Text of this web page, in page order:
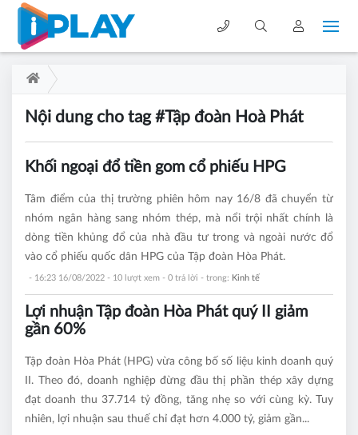
Nội dung cho tag #Tập đoàn Hoà Phát
Khối ngoại đổ tiền gom cổ phiếu HPG
Tâm điểm của thị trường phiên hôm nay 16/8 đã chuyển từ
nhóm ngân hàng sang nhóm thép, mà nổi trội nhất chính là
dòng tiền khủng đổ của nhà đầu tư trong và ngoài nước đổ
vào cổ phiếu quốc dân HPG của Tập đoàn Hòa Phát.
- 16:23 16/08/2022 - 10 lượt xem - 0 trả lời - trong: Kinh tế
Lợi nhuận Tập đoàn Hòa Phát quý II giảm
gần 60%
Tập đoàn Hòa Phát (HPG) vừa công bố số liệu kinh doanh quý
II. Theo đó, doanh nghiệp đừng đầu thị phần thép xây dựng
đạt doanh thu 37.714 tỷ đồng, tăng nhẹ so với cùng kỳ. Tuy
nhiên, lợi nhuận sau thuế chỉ đạt hơn 4.000 tỷ, giảm gần...